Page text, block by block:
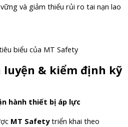
và giảm thiểu rủi ro tai nạn lao
biểu của MT Safety
luyện & kiểm định kỹ
hành thiết bị áp lực
MT Safetytriển khai theo